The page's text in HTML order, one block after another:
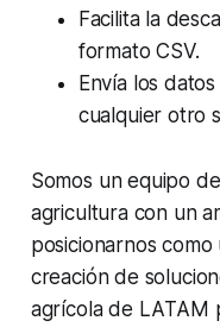
Facilita la
formato CSV.
Envía los
cualquier otro
Somos un equipo
agricultura con un
posicionarnos
creación de
agrícola de LATAM